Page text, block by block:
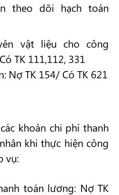
theo dõi hạch toán
vật liệu cho công
TK 111,112, 331
Nợ TK 154/ Có TK 621
khoản chi phí thanh
khi thực hiện công
vụ:
toán lương: Nợ TK